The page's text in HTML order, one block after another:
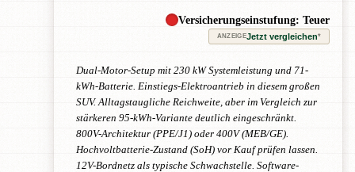
Versicherungseinstufung: Teuer
ANZEIGEJetzt vergleichen*
Dual-Motor-Setup mit 230 kW Systemleistung und 71-
kWh-Batterie. Einstiegs-Elektroantrieb in diesem großen
SUV. Alltagstaugliche Reichweite, aber im Vergleich zur
stärkeren 95-kWh-Variante deutlich eingeschränkt.
800V-Architektur (PPE/J1) oder 400V (MEB/GE).
Hochvoltbatterie-Zustand (SoH) vor Kauf prüfen lassen.
12V-Bordnetz als typische Schwachstelle. Software-